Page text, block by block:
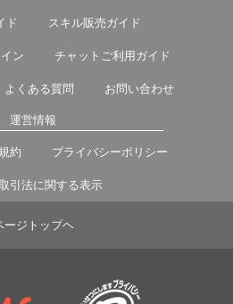
ド スキル販売ガイド
ン チャットご利用ガイド
よくある質問 お問い合わせ
運営情報
約 プライバシーポリシー
引法に関する表示
ージトップヘ